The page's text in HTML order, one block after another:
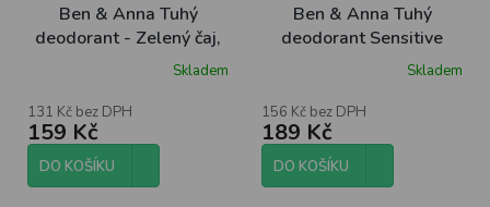
Ben & Anna Tuhý
deodorant - Zelený čaj,
Skladem
131 Kč bez DPH
159 Kč
DO KOŠÍKU
Ben & Anna Tuhý
deodorant Sensitive
Třešňový květ - bez
produktu
je
5,0
5
Skladem
156 Kč bez DPH
189 Kč
DO KOŠÍKU